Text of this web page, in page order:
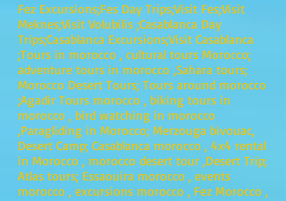
Fez Excursions;Fes Day Trips;Visit Fes;Visit
Meknes;Visit Volubilis ;Casablanca Day
Trips;Casablanca Excursions;Visit Casablanca
;Tours in morocco , cultural tours Morocco;
adventure tours in morocco ,Sahara tours;
Morocco Desert Tours; Tours around morocco
;Agadir Tours morocco , biking tours in
morocco , bird watching in morocco
,Paragliding in Morocco; Merzouga bivouac,
Desert Camp; Casablanca morocco , 4x4 rental
in Morocco , morocco desert tour ,Desert Trip;
Atlas tours; Essaouira morocco , events
morocco , excursions morocco , Fez Morocco ,